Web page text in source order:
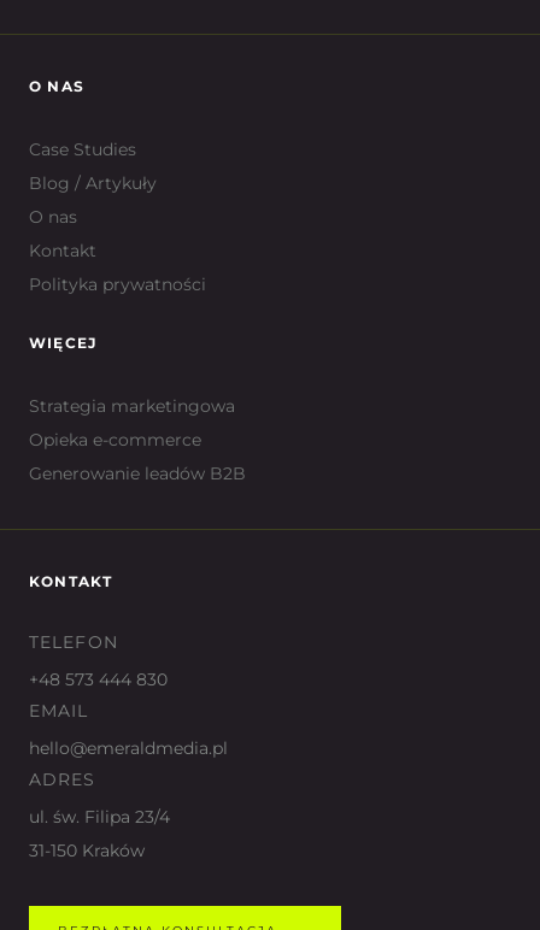
O NAS
Case Studies
Blog / Artykuły
O nas
Kontakt
Polityka prywatności
WIĘCEJ
Strategia marketingowa
Opieka e-commerce
Generowanie leadów B2B
KONTAKT
TELEFON
+48 573 444 830
EMAIL
hello@emeraldmedia.pl
ADRES
ul. św. Filipa 23/4
31-150 Kraków